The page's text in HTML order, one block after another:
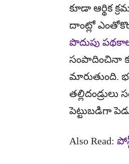
కూడా ఆర్థిక
దాంట్లో
పొదుపు
సంపాదించినా
మారుతుంది.
పెట్టుబడిగా
Also Read: